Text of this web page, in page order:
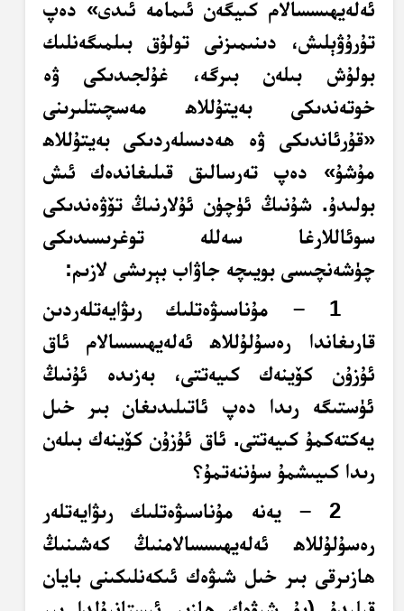
ئەلەيھىسسالام كىيگەن ئىمامە ئىدى» دەپ
تۇرۇۋېلىش، دىنىمىزنى تولۇق بىلمىگەنلىك
بولۇش بىلەن بىرگە، غۇلجىدىكى ۋە
خوتەندىكى بەيتۇللاھ مەسچىتلىرىنى
«قۇرئاندىكى ۋە ھەدىسلەردىكى بەيتۇللاھ
مۇشۇ» دەپ تەرسالىق قىلىغاندەك ئىش
بولىدۇ. شۇنىڭ ئۈچۈن ئۇلارنىڭ تۆۋەندىكى
سوئاللارغا سەللە توغرىسىدىكى
چۈشەنچىسى بويىچە جاۋاب بېرىشى لازىم:
1 – مۇناسىۋەتلىك رىۋايەتلەردىن
قارىغاندا رەسۇلۇللاھ ئەلەيھىسسالام ئاق
ئۇزۇن كۆينەك كىيەتتى، بەزىدە ئۇنىڭ
ئۈستىگە رىدا دەپ ئاتىلىدىغان بىر خىل
يەكتەكمۇ كىيەتتى. ئاق ئۇزۇن كۆينەك بىلەن
رىدا كىيىشمۇ سۈننەتمۇ؟
2 – يەنە مۇناسىۋەتلىك رىۋايەتلەر
رەسۇلۇللاھ ئەلەيھىسسالامنىڭ كەشىنىڭ
ھازىرقى بىر خىل شىۋەك ئىكەنلىكىنى بايان